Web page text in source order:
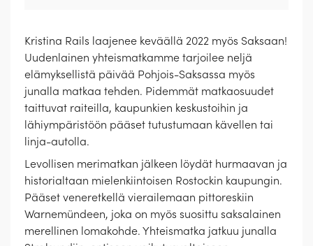
Kristina Rails laajenee keväällä 2022 myös Saksaan!
Uudenlainen yhteismatkamme tarjoilee neljä
elämyksellistä päivää Pohjois-Saksassa myös
junalla matkaa tehden. Pidemmät matkaosuudet
taittuvat raiteilla, kaupunkien keskustoihin ja
lähiympäristöön pääset tutustumaan kävellen tai
linja-autolla.
Levollisen merimatkan jälkeen löydät hurmaavan ja
historialtaan mielenkiintoisen Rostockin kaupungin.
Pääset veneretkellä vierailemaan pittoreskiin
Warnemündeen, joka on myös suosittu saksalainen
merellinen lomakohde. Yhteismatka jatkuu junalla